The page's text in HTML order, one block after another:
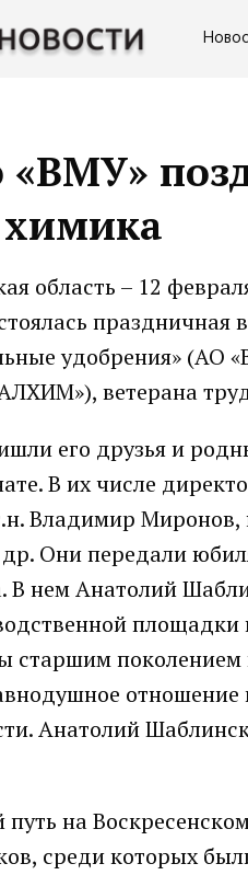
«ВМУ»
область – 12
удобрения» (АО
ветерана
его друзья и
В их числе
Владимир
Они передали
В нем Анатолий
старшим
Анатолий
на
среди которых